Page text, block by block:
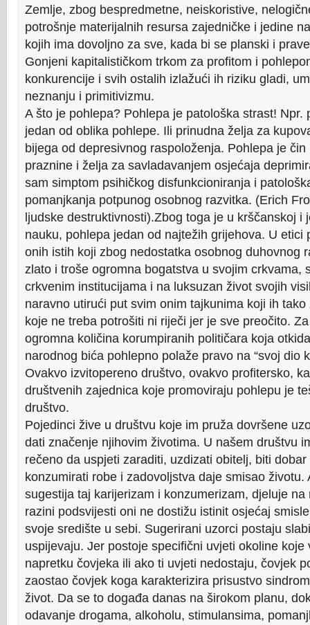
Zemlje, zbog bespredmetne, neiskoristive,
potrošnje materijalnih resursa zajedničke i jedine
kojih ima dovoljno za sve, kada bi se planski i
Gonjeni kapitalističkom trkom za profitom i
konkurencije i svih ostalih izlažući ih riziku gladi,
neznanju i primitivizmu.
A što je pohlepa? Pohlepa je patološka strast! Npr.
jedan od oblika pohlepe. Ili prinudna želja za
bijega od depresivnog raspoloženja. Pohlepa je
praznine i želja za savladavanjem osjećaja
sam simptom psihičkog disfunkcioniranja i
pomanjkanja potpunog osobnog razvitka. (Erich
ljudske destruktivnosti).Zbog toga je u krščanskoj i
nauku, pohlepa jedan od najtežih grijehova. U etici
onih istih koji zbog nedostatka osobnog duhovnog
zlato i troše ogromna bogatstva u svojim crkvama,
crkvenim institucijama i na luksuzan život svojih
naravno utirući put svim onim tajkunima koji ih
koje ne treba potrošiti ni riječi jer je sve preočito.
ogromna količina korumpiranih političara koja
narodnog bića pohlepno polaže pravo na “svoj dio
Ovakvo izvitopereno društvo, ovakvo profitersko,
društvenih zajednica koje promoviraju pohlepu je
društvo.
Pojedinci žive u društvu koje im pruža dovršene
dati značenje njihovim životima. U našem društvu
rečeno da uspjeti zaraditi, uzdizati obitelj, biti
konzumirati robe i zadovoljstva daje smisao životu.
sugestija taj karijerizam i konzumerizam, djeluje
razini podsvijesti oni ne dostižu istinit osjećaj
svoje središte u sebi. Sugerirani uzorci postaju
uspijevaju. Jer postoje specifični uvjeti okoline koje
napretku čovjeka ili ako ti uvjeti nedostaju, čovjek
zaostao čovjek koga karakterizira prisustvo
život. Da se to događa danas na širokom planu,
odavanje drogama, alkoholu, stimulansima,